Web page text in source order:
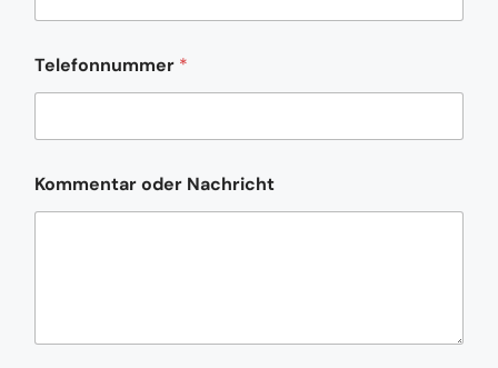
N
m
e
*
Telefonnummer *
Kommentar oder Nachricht